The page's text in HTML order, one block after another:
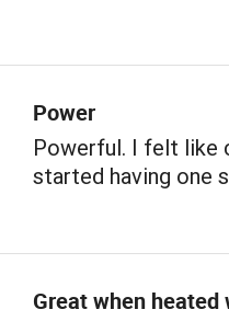
Power
Powerful. I felt like
started having one
Great when heated